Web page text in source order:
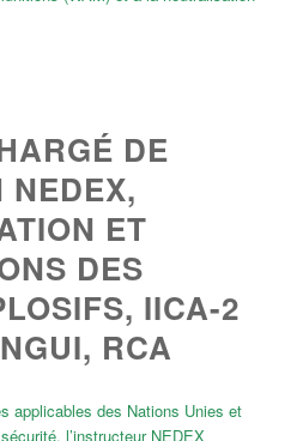
DE
NEDEX,
ET
DES
IICA-2
RCA
applicables des Nations Unies et
l’instructeur NEDEX